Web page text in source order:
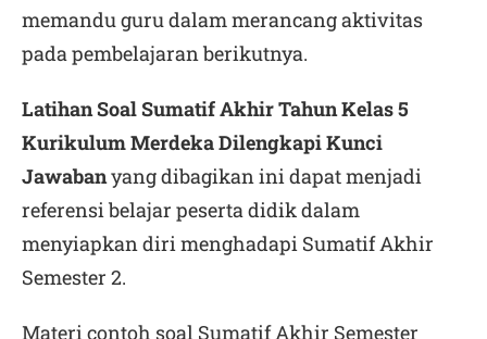
memandu guru dalam merancang aktivitas
pada pembelajaran berikutnya.
Latihan Soal Sumatif Akhir Tahun Kelas 5
Kurikulum Merdeka Dilengkapi Kunci
Jawabanyang dibagikan ini dapat menjadi
referensi belajar peserta didik dalam
menyiapkan diri menghadapi Sumatif Akhir
Semester 2.
Materi contoh soal Sumatif Akhir Semester